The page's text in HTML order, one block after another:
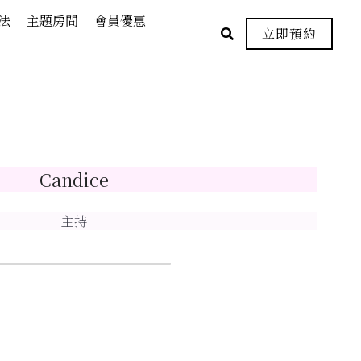
主題房間 會員優惠
立即預約
Candice
主持